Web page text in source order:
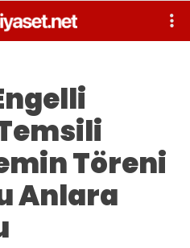
Töreni
Anlara